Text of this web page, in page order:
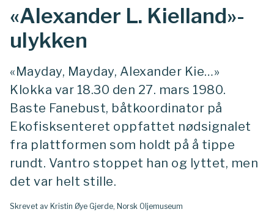
«Alexander L. Kielland»-
ulykken
«Mayday, Mayday, Alexander Kie…»
Klokka var 18.30 den 27. mars 1980.
Baste Fanebust, båtkoordinator på
Ekofisksenteret oppfattet nødsignalet
fra plattformen som holdt på å tippe
rundt. Vantro stoppet han og lyttet, men
det var helt stille.
Skrevet av Kristin Øye Gjerde, Norsk Oljemuseum